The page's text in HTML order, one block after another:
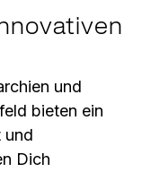
und
bieten ein
und
Dich